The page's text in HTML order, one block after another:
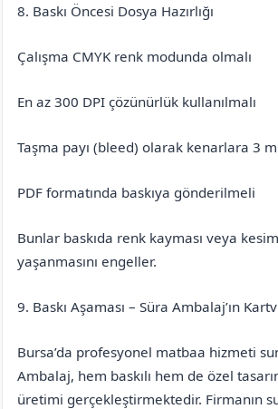
8. Baskı Öncesi Dosya Hazırlığı
Çalışma CMYK renk modunda olmalı
En az 300 DPI çözünürlük kullanılmalı
Taşma payı (bleed) olarak kenarlara 3
PDF formatında baskıya gönderilmeli
Bunlar baskıda renk kayması veya
yaşanmasını engeller.
9. Baskı Aşaması – Süra Ambalaj’ın
Bursa’da profesyonel matbaa hizmeti
Ambalaj, hem baskılı hem de özel
üretimi gerçekleştirmektedir. Firmanın